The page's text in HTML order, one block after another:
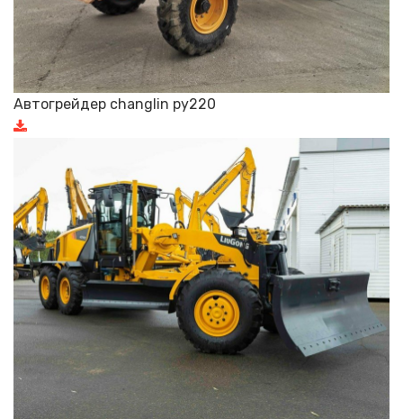
Автогрейдер changlin py220